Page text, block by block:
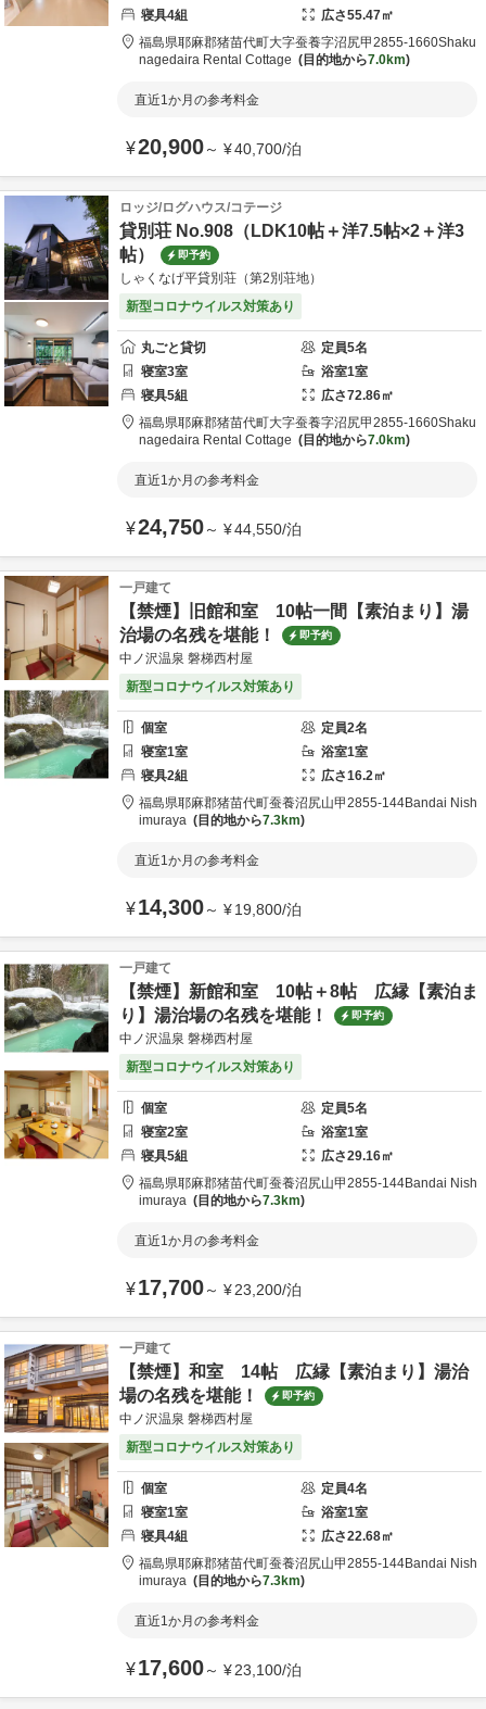
寝具4組 広さ55.47㎡
福島県耶麻郡猪苗代町大字蚕養字沼尻甲2855-1660Shaku
nagedaira Rental Cottage
目的地から7.0km
直近1か月の参考料金
¥20,900～ ¥40,700/泊
ロッジ/ログハウス/コテージ
貸別荘 No.908（LDK10帖＋洋7.5帖×2＋洋3
帖）
即予約
しゃくなげ平貸別荘（第2別荘地）
新型コロナウイルス対策あり
丸ごと貸切 定員5名
寝室3室 浴室1室
寝具5組 広さ72.86㎡
福島県耶麻郡猪苗代町大字蚕養字沼尻甲2855-1660Shaku
nagedaira Rental Cottage
目的地から7.0km
直近1か月の参考料金
¥24,750～ ¥44,550/泊
一戸建て
【禁煙】旧館和室 10帖一間【素泊まり】湯
治場の名残を堪能！
即予約
中ノ沢温泉 磐梯西村屋
新型コロナウイルス対策あり
個室 定員2名
寝室1室 浴室1室
寝具2組 広さ16.2㎡
福島県耶麻郡猪苗代町蚕養沼尻山甲2855-144Bandai Nish
imuraya
目的地から7.3km
直近1か月の参考料金
¥14,300～ ¥19,800/泊
一戸建て
【禁煙】新館和室 10帖＋8帖 広縁【素泊ま
り】湯治場の名残を堪能！
即予約
中ノ沢温泉 磐梯西村屋
新型コロナウイルス対策あり
個室 定員5名
寝室2室 浴室1室
寝具5組 広さ29.16㎡
福島県耶麻郡猪苗代町蚕養沼尻山甲2855-144Bandai Nish
imuraya
目的地から7.3km
直近1か月の参考料金
¥17,700～ ¥23,200/泊
一戸建て
【禁煙】和室 14帖 広縁【素泊まり】湯治
場の名残を堪能！
即予約
中ノ沢温泉 磐梯西村屋
新型コロナウイルス対策あり
個室 定員4名
寝室1室 浴室1室
寝具4組 広さ22.68㎡
福島県耶麻郡猪苗代町蚕養沼尻山甲2855-144Bandai Nish
imuraya
目的地から7.3km
直近1か月の参考料金
¥17,600～ ¥23,100/泊